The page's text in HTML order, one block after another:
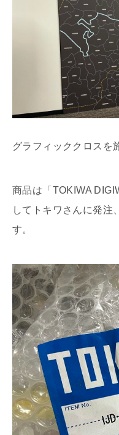
グラフィッククロスを
商品は「TOKIWA
してトキワさんに発注
す。